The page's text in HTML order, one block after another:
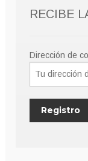
RECIBE
Dirección de